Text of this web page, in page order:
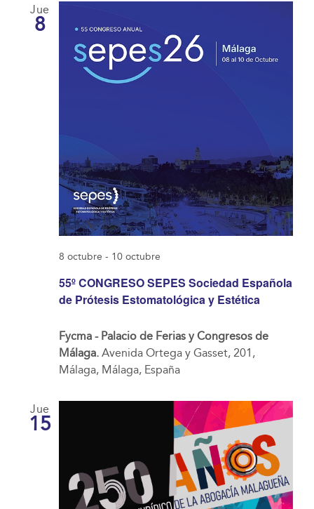
Jue
8
55º CONGRESO SEPES Sociedad Española
de Prótesis Estomatológica y Estética
8 octubre - 10 octubre
Fycma - Palacio de Ferias y Congresos de
Málaga. Avenida Ortega y Gasset, 201,
Málaga, Málaga, España
Jue
15